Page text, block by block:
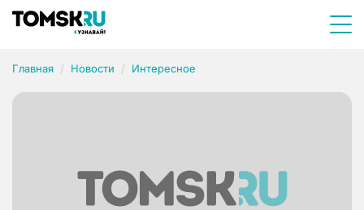
Главная Новости Интересное